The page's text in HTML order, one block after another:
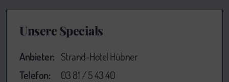
Unsere Specials
Anbieter: Strand-Hotel Hübner
Telefon:
03 81 / 5 43 40